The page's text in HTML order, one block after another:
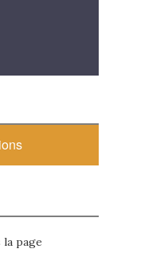
page